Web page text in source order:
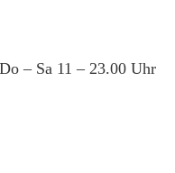
– Sa 11 – 23.00 Uhr